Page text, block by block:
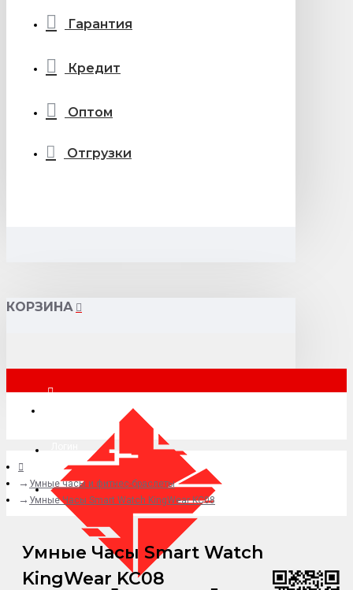
Гарантия
Кредит
Оптом
Отгрузки
КОРЗИНА
+7 (495) 015-41-41
Умные часы и фитнес-браслеты
Умные Часы Smart Watch KingWear KC08
Умные Часы Smart Watch
KingWear KC08